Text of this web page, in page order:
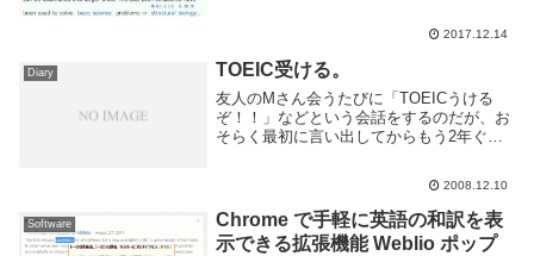
2017.12.14
Diary TOEIC受ける。
友人のMさん会うたびに「TOEICうける
ぞ！！」などという会話をするのだが、お
そらく最初に言い出してからもう2年ぐら
(日) 申込期間 2009年1月5日(月...
2008.12.10
Software
Chrome で手軽に英語の和訳を表
示できる拡張機能 Weblio ポップ